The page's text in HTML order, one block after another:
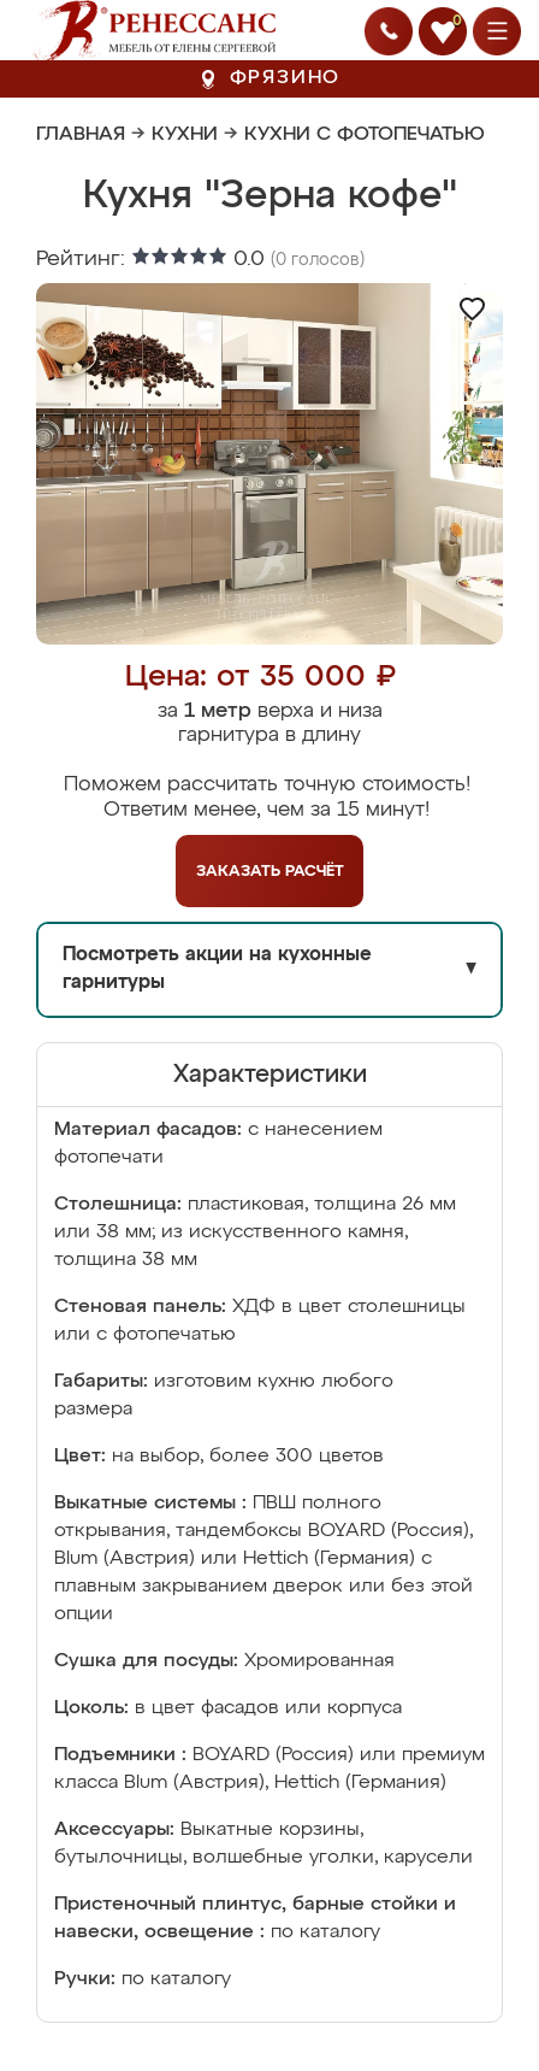
0
ФРЯЗИНО
ГЛАВНАЯ → КУХНИ → КУХНИ С ФОТОПЕЧАТЬЮ
Кухня "Зерна кофе"
Рейтинг: 0.0 (0 голосов)
Цена: от 35 000 ₽
за 1 метрверха и низа
гарнитура в длину
Поможем рассчитать точную стоимость!
Ответим менее, чем за 15 минут!
ЗАКАЗАТЬ РАСЧЁТ
Посмотреть акции на кухонные
гарнитуры
▼
Характеристики
Материал фасадов: с нанесением
фотопечати
Столешница: пластиковая, толщина 26 мм
или 38 мм; из искусственного камня,
толщина 38 мм
Стеновая панель: ХДФ в цвет столешницы
или с фотопечатью
Габариты: изготовим кухню любого
размера
Цвет: на выбор, более 300 цветов
Выкатные системы :
ПВШ полного
открывания, тандембоксы BOYARD (Россия),
Blum (Австрия) или Hettich (Германия) с
плавным закрыванием дверок или без этой
опции
Сушка для посуды: Хромированная
Цоколь: в цвет фасадов или корпуса
Подъемники : BOYARD (Россия) или премиум
класса Blum (Австрия), Hettich (Германия)
Аксессуары: Выкатные корзины,
бутылочницы, волшебные уголки, карусели
Пристеночный плинтус, барные стойки и
навески, освещение : по каталогу
Ручки: по каталогу